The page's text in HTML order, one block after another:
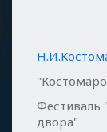
Фестиваль
двора"